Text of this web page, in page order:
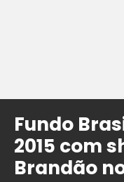
Fundo
2015 com
Brandão